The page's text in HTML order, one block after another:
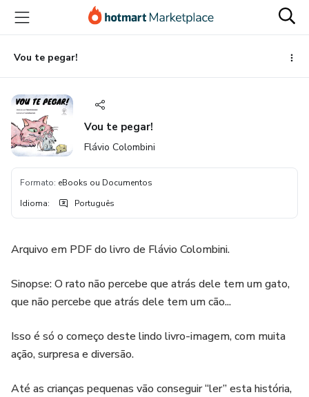
para
conteúdo
principal
para
pagamento
para
rodapéVou te pegar!
Vou te pegar!
Flávio Colombini
Formato: eBooks ou Documentos
Idioma: Português
Arquivo em PDF do livro de Flávio Colombini.
Sinopse: O rato não percebe que atrás dele tem um gato,
que não percebe que atrás dele tem um cão...
Isso é só o começo deste lindo livro-imagem, com muita
ação, surpresa e diversão.
Até as crianças pequenas vão conseguir “ler” esta história,